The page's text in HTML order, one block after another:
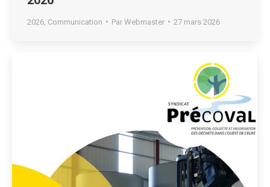
2026 Communication Par Webmaster 27 mars 2026